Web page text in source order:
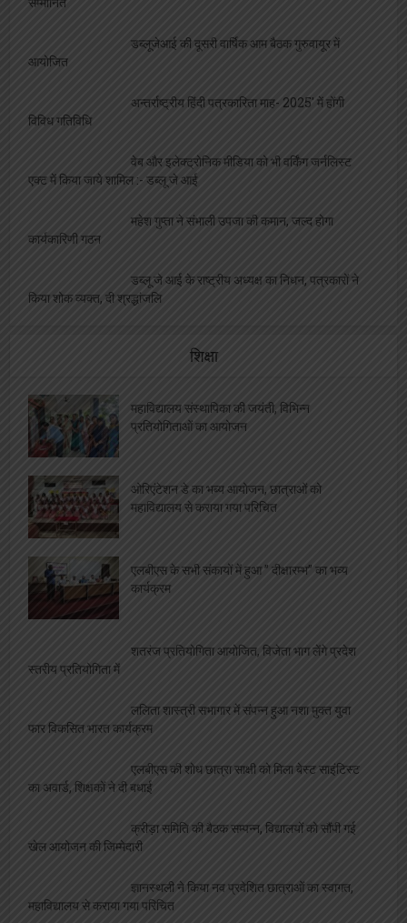
सम्मानित
डब्लूजेआई की दूसरी वार्षिक आम बैठक गुरुवायूर में
आयोजित
अन्तर्राष्ट्रीय हिंदी पत्रकारिता माह- 2025′ में होंगी
विविध गतिविधि
वेब और इलेक्ट्रोनिक मीडिया को भी वर्किंग जर्नलिस्ट
एक्ट में किया जाये शामिल :- डब्लू जे आई
महेश गुप्ता ने संभाली उपजा की कमान, जल्द होगा
कार्यकारिणी गठन
डब्लू जे आई के राष्ट्रीय अध्यक्ष का निधन, पत्रकारों ने
किया शोक व्यक्त, दी श्रद्धांजलि
शिक्षा
महाविद्यालय संस्थापिका की जयंती, विभिन्न
प्रतियोगिताओं का आयोजन
ओरिएंटेशन डे का भब्य आयोजन, छात्राओं को
महाविद्यालय से कराया गया परिचित
एलबीएस के सभी संकायों में हुआ ” दीक्षारम्भ” का भव्य
कार्यक्रम
शतरंज प्रतियोगिता आयोजित, विजेता भाग लेंगे प्रदेश
स्तरीय प्रतियोगिता में
ललिता शास्त्री सभागार में संपन्न हुआ नशा मुक्त युवा
फार विकसित भारत कार्यक्रम
एलबीएस की शोध छात्रा साक्षी को मिला बेस्ट साइंटिस्ट
का अवार्ड, शिक्षकों ने दी बधाई
क्रीड़ा समिति की बैठक सम्पन्न, विद्यालयों को सौंपी गई
खेल आयोजन की जिम्मेदारी
ज्ञानस्थली ने किया नव प्रवेशित छात्राओं का स्वागत,
महाविद्यालय से कराया गया परिचित